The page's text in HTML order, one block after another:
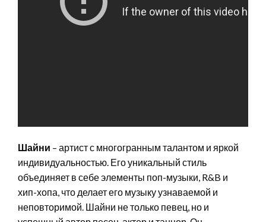
Шайни – артист с многогранным талантом и яркой
индивидуальностью. Его уникальный стиль
объединяет в себе элементы поп-музыки, R&B и
хип-хопа, что делает его музыку узнаваемой и
неповторимой. Шайни не только певец, но и